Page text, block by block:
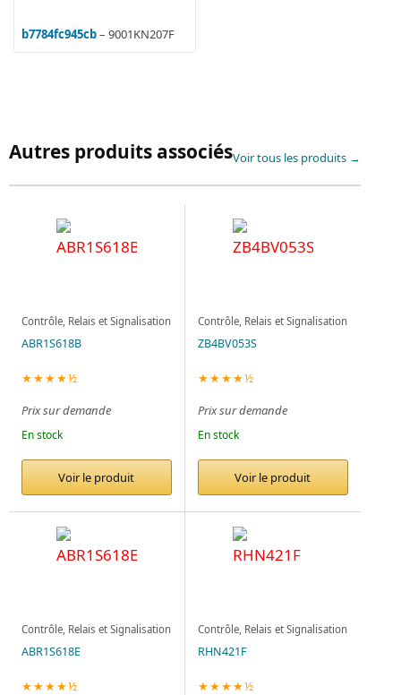
b7784fc945cb– 9001KN207F
Autres produits associésVoir tous les produits →
Contrôle, Relais et Signalisation
ABR1S618B
★★★★½
Prix sur demande
En stock
Voir le produit
Contrôle, Relais et Signalisation
ZB4BV053S
★★★★½
Prix sur demande
En stock
Voir le produit
Contrôle, Relais et Signalisation
ABR1S618E
★★★★½
Contrôle, Relais et Signalisation
RHN421F
★★★★½